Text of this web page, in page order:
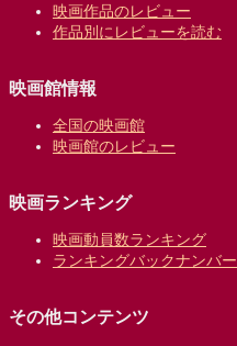
映画作品のレビュー
作品別にレビューを読む
映画館情報
全国の映画館
映画館のレビュー
映画ランキング
映画動員数ランキング
ランキングバックナンバー
その他コンテンツ